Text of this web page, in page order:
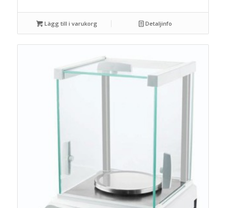
Lägg till i varukorg Detaljinfo